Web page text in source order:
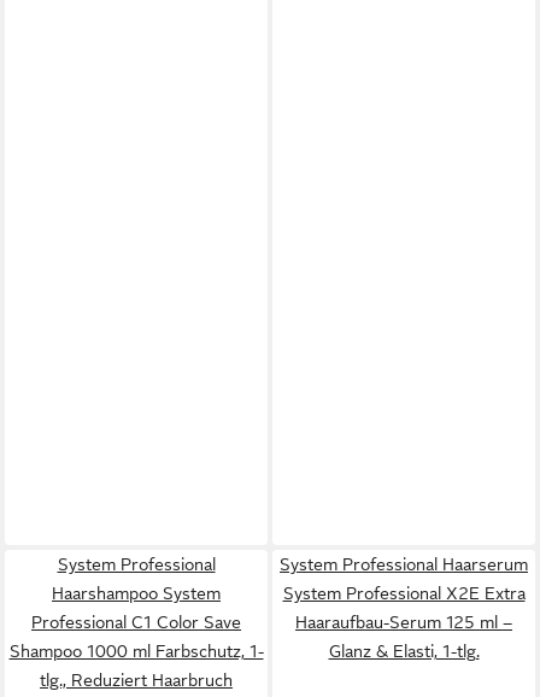
System Professional
Haarshampoo System
Professional C1 Color Save
Shampoo 1000 ml Farbschutz, 1-
tlg., Reduziert Haarbruch
System Professional Haarserum
System Professional X2E Extra
Haaraufbau-Serum 125 ml –
Glanz & Elasti, 1-tlg.